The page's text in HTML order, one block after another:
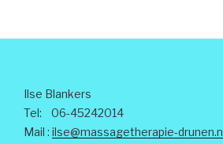
Ilse Blankers
Tel: 06-45242014
Mail : ilse@massagetherapie-drunen.nl